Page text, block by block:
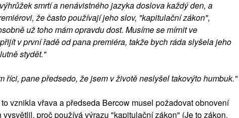
smrtí a nenávistného jazyka doslova každý den, a
že často používají jeho slov, "kapitulační zákon",
už toho mám opravdu dost. Musíme se mírnit ve
v první řadě od pana premiéra, takže bych ráda slyšela jeho
stydět."
říci, pane předsedo, že jsem v životě neslyšel takovýto humbuk."
vznikla vřava a předseda Bercow musel požadovat obnovení
proč používá výrazu "kapitulační zákon" (Je to zákon,